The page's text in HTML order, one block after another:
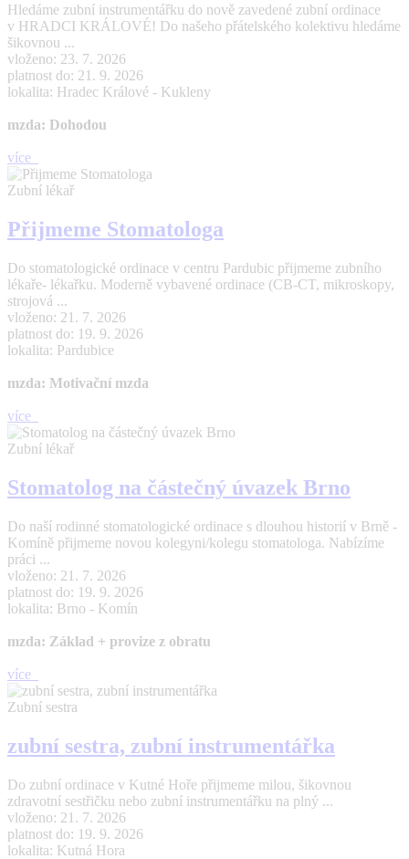
Hledáme zubní instrumentářku do nově zavedené zubní ordinace
v HRADCI KRÁLOVÉ! Do našeho přátelského kolektivu hledáme
šikovnou ...
vloženo: 23. 7. 2026
platnost do: 21. 9. 2026
lokalita: Hradec Králové - Kukleny
mzda: Dohodou
více
Zubní lékař
Přijmeme Stomatologa
Do stomatologické ordinace v centru Pardubic přijmeme zubního
lékaře- lékařku. Moderně vybavené ordinace (CB-CT, mikroskopy,
strojová ...
vloženo: 21. 7. 2026
platnost do: 19. 9. 2026
lokalita: Pardubice
mzda: Motivační mzda
více
Zubní lékař
Stomatolog na částečný úvazek Brno
Do naší rodinné stomatologické ordinace s dlouhou historií v Brně -
Komíně přijmeme novou kolegyni/kolegu stomatologa. Nabízíme
práci ...
vloženo: 21. 7. 2026
platnost do: 19. 9. 2026
lokalita: Brno - Komín
mzda: Základ + provize z obratu
více
Zubní sestra
zubní sestra, zubní instrumentářka
Do zubní ordinace v Kutné Hoře přijmeme milou, šikovnou
zdravotní sestřičku nebo zubní instrumentářku na plný ...
vloženo: 21. 7. 2026
platnost do: 19. 9. 2026
lokalita: Kutná Hora